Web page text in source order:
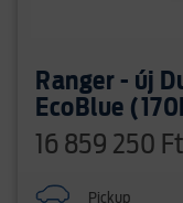
Ranger - új
EcoBlue
16 859 250 Ft
Pickup